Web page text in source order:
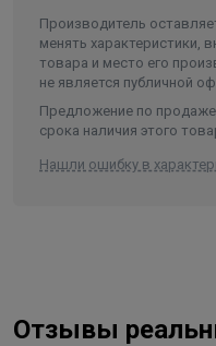
Минимальная температура
жидкости
Температура окружающей
Монтажная длина
Ширина в упаковке, см.
Производитель
менять характеристики,
товара и место его
не является публичной
Предложение по продаже
срока наличия этого
Нашли ошибку в
Отзывы